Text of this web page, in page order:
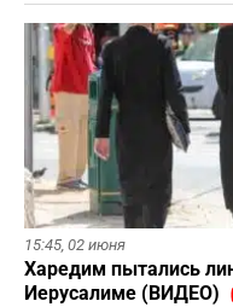
15:45, 02 июня
Харедим пытались
Иерусалиме (ВИДЕО)